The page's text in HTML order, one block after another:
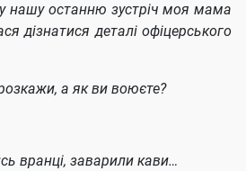
нашу останню зустріч моя мама
дізнатися деталі офіцерського
а як ви воюєте?
вранці, заварили кави…